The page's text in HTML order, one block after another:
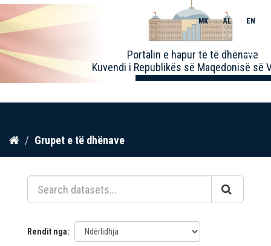
Kalo
përmbajtja
Portalin e hapur të të dhënave
Kuvendi i Republikës së Maqedonisë së
MK AL EN
Toggle
Grupet e të dhënave
Rendit nga